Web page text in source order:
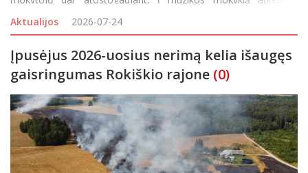
ypatinga ir itin prasminga dovana – vargonai. Juos rokiškėnams
padovanojo Palendrių Šv.
Aktualijos 2026-07-24
Įpusėjus 2026-uosius nerimą kelia išaugęs
gaisringumas Rokiškio rajone (0)